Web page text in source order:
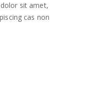
sit amet,
cas non